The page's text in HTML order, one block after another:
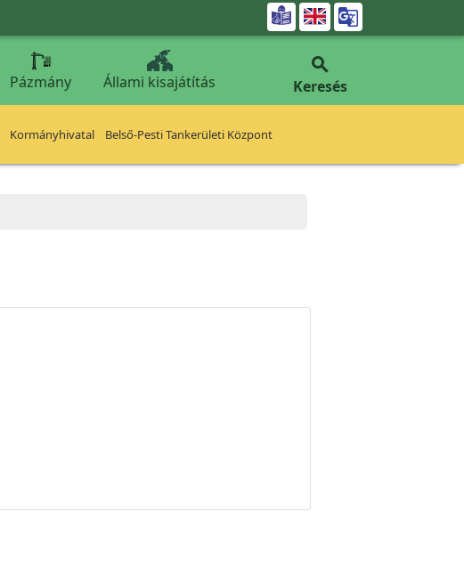

Pázmány Állami kisajátítás

Keresés
Kormányhivatal Belső-Pesti Tankerületi Központ